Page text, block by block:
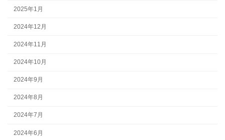
2025年1月
2024年12月
2024年11月
2024年10月
2024年9月
2024年8月
2024年7月
2024年6月